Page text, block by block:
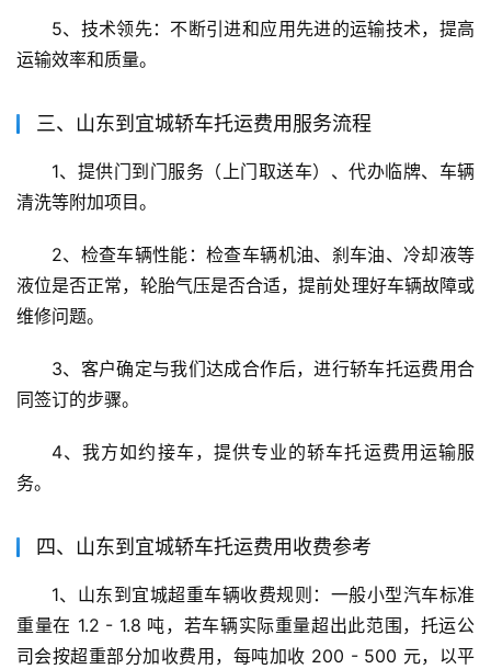
5、技术领先：不断引进和应用先进的运输技术，提高
运输效率和质量。
三、山东到宜城轿车托运费用服务流程
1、提供门到门服务（上门取送车）、代办临牌、车辆
清洗等附加项目。
2、检查车辆性能：检查车辆机油、刹车油、冷却液等
液位是否正常，轮胎气压是否合适，提前处理好车辆故障或
维修问题。
3、客户确定与我们达成合作后，进行轿车托运费用合
同签订的步骤。
4、我方如约接车，提供专业的轿车托运费用运输服
务。
四、山东到宜城轿车托运费用收费参考
1、山东到宜城超重车辆收费规则：一般小型汽车标准
重量在 1.2 - 1.8 吨，若车辆实际重量超出此范围，托运公
司会按超重部分加收费用，每吨加收 200 - 500 元，以平